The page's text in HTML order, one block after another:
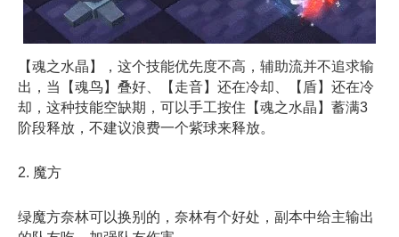
【魂之水晶】，这个技能优先度不高，辅助流并不追求输
出，当【魂鸟】叠好、【走音】还在冷却、【盾】还在冷
却，这种技能空缺期，可以手工按住【魂之水晶】蓄满3
阶段释放，不建议浪费一个紫球来释放。
2. 魔方
绿魔方奈林可以换别的，奈林有个好处，副本中给主输出